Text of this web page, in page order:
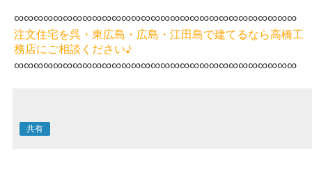
∞∞∞∞∞∞∞∞∞∞∞∞∞∞∞∞∞∞∞∞∞∞∞∞∞∞∞∞∞
注文住宅を呉・東広島・広島・江田島で建てるなら高橋工
務店にご相談ください♪
∞∞∞∞∞∞∞∞∞∞∞∞∞∞∞∞∞∞∞∞∞∞∞∞∞∞∞∞∞
共有